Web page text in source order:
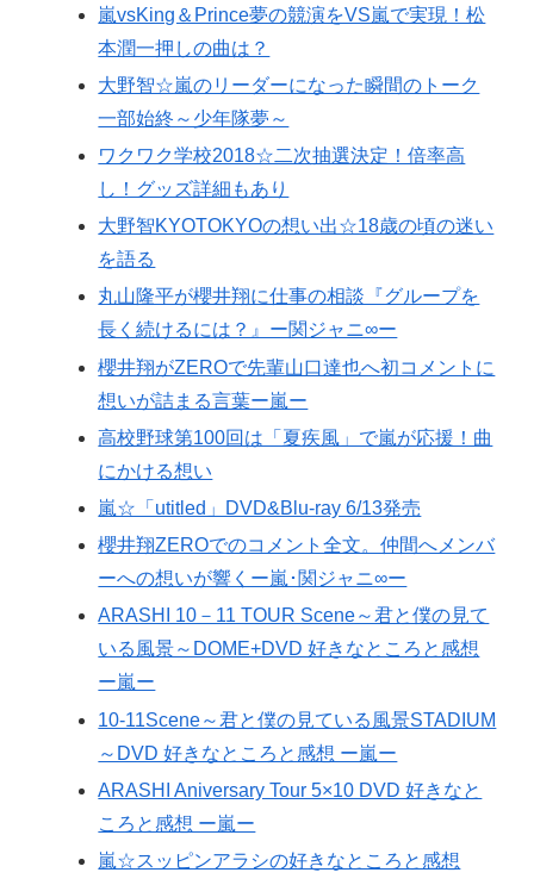
嵐vsKing＆Prince夢の競演をVS嵐で実現！松
本潤一押しの曲は？
大野智☆嵐のリーダーになった瞬間のトーク
一部始終～少年隊夢～
ワクワク学校2018☆二次抽選決定！倍率高
し！グッズ詳細もあり
大野智KYOTOKYOの想い出☆18歳の頃の迷い
を語る
丸山隆平が櫻井翔に仕事の相談『グループを
長く続けるには？』ー関ジャニ∞ー
櫻井翔がZEROで先輩山口達也へ初コメントに
想いが詰まる言葉ー嵐ー
高校野球第100回は「夏疾風」で嵐が応援！曲
にかける想い
嵐☆「utitled」DVD&Blu-ray 6/13発売
櫻井翔ZEROでのコメント全文。仲間へメンバ
ーへの想いが響くー嵐･関ジャニ∞ー
ARASHI 10－11 TOUR Scene～君と僕の見て
いる風景～DOME+DVD 好きなところと感想
ー嵐ー
10-11Scene～君と僕の見ている風景STADIUM
～DVD 好きなところと感想 ー嵐ー
ARASHI Aniversary Tour 5×10 DVD 好きなと
ころと感想 ー嵐ー
嵐☆スッピンアラシの好きなところと感想